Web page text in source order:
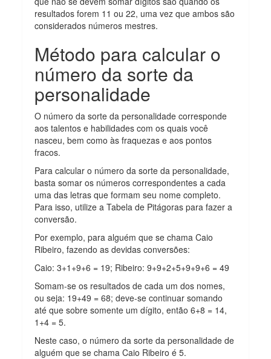
resultados forem 11 ou 22, uma vez que ambos são
considerados números mestres.
Método para calcular o
número da sorte da
personalidade
O número da sorte da personalidade corresponde
aos talentos e habilidades com os quais você
nasceu, bem como às fraquezas e aos pontos
fracos.
Para calcular o número da sorte da personalidade,
basta somar os números correspondentes a cada
uma das letras que formam seu nome completo.
Para isso, utilize a Tabela de Pitágoras para fazer a
conversão.
Por exemplo, para alguém que se chama Caio
Ribeiro, fazendo as devidas conversões:
Caio: 3+1+9+6 = 19; Ribeiro: 9+9+2+5+9+9+6 = 49
Somam-se os resultados de cada um dos nomes,
ou seja: 19+49 = 68; deve-se continuar somando
até que sobre somente um dígito, então 6+8 = 14,
1+4 = 5.
Neste caso, o número da sorte da personalidade de
alguém que se chama Caio Ribeiro é 5.